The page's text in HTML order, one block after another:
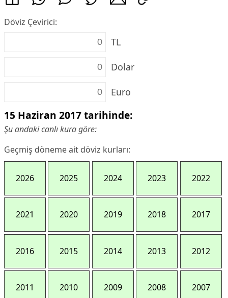
Döviz Çevirici:
TL
Dolar
Euro
15 Haziran 2017 tarihinde:
Şu andaki canlı kura göre:
Geçmiş döneme ait döviz kurları:
2026 2025 2024 2023 2022
2021 2020 2019 2018 2017
2016 2015 2014 2013 2012
2011 2010 2009 2008 2007